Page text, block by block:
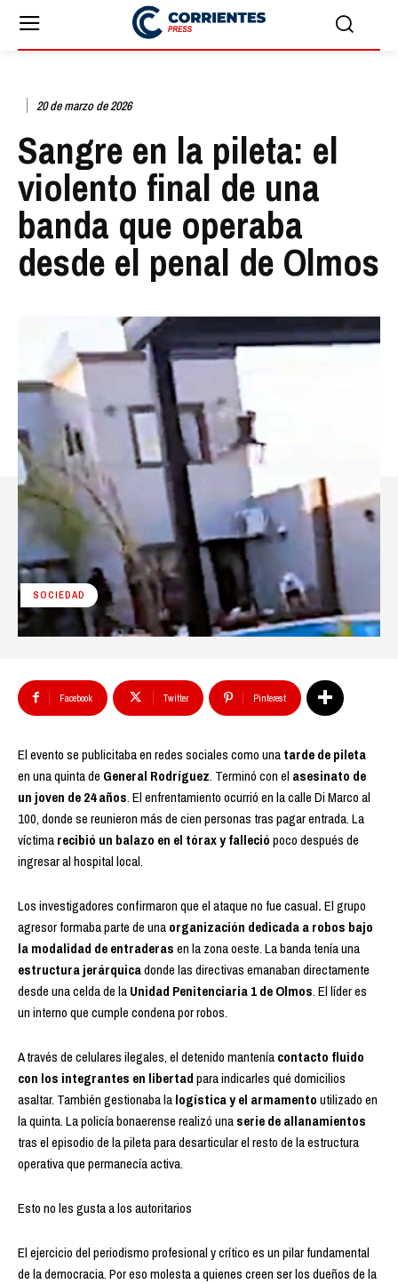
20 de marzo de 2026
Sangre en la pileta: el
violento final de una
banda que operaba
desde el penal de Olmos
SOCIEDAD
Facebook Twitter Pinterest
El evento se publicitaba en redes sociales como unatarde de pileta
en una quinta de General Rodríguez. Terminó con el asesinato de
un joven de 24 años. El enfrentamiento ocurrió en la calle Di Marco al
100, donde se reunieron más de cien personas tras pagar entrada. La
víctimarecibió un balazo en el tórax y falleciópoco después de
ingresar al hospital local.
Los investigadores confirmaron que el ataque no fue casual.El grupo
agresor formaba parte de unaorganización dedicada a robos bajo
la modalidad de entraderasen la zona oeste. La banda tenía una
estructura jerárquicadonde las directivas emanaban directamente
desde una celda de laUnidad Penitenciaria 1 de Olmos. El líder es
un interno que cumple condena por robos.
A través de celulares ilegales, el detenido manteníacontacto fluido
con los integrantes en libertadpara indicarles qué domicilios
asaltar. También gestionaba lalogística y el armamentoutilizado en
la quinta. La policía bonaerense realizó unaserie de allanamientos
tras el episodio de la pileta para desarticular el resto de la estructura
operativa que permanecía activa.
Esto no les gusta a los autoritarios
El ejercicio del periodismo profesional y crítico es un pilar fundamental
de la democracia. Por eso molesta a quienes creen ser los dueños de la